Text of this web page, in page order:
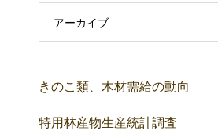
アーカイブ
きのこ類、木材需給の動向
特用林産物生産統計調査